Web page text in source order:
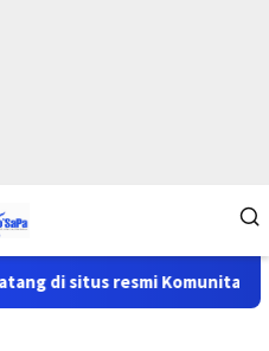
di situs resmi Komunitas